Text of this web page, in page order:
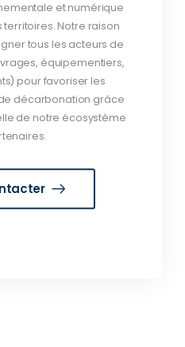
et numérique
Notre raison
tous les acteurs de
équipementiers,
pour favoriser les
décarbonation grâce
de notre écosystème